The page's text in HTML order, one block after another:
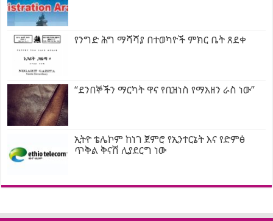
የንግድ ሕግ ማሻሻያ በተወካዮች ምክር ቤት ጸደቀ
“ደንበኞችን ማርካት ዋና የቢዝነስ የማእዘን ራስ ነው”
ኢትዮ ቴሌኮም ከነገ ጀምሮ የኢንተርኔት እና የድምፅ
ጥቅል ቅናሽ ሊያደርግ ነው